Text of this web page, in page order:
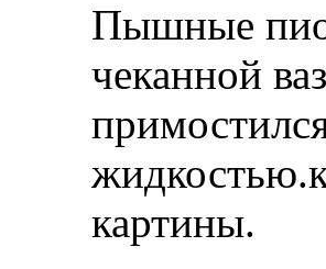
Пышные
чеканной
картины.